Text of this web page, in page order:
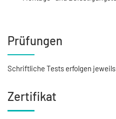
Prüfungen
Schriftliche Tests erfolgen
Zertifikat